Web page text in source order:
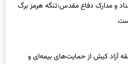
و مدارک دفاع مقدس:تنگه هرمز برگ
آزاد کیش از حمایت‌های بیمه‌ای و